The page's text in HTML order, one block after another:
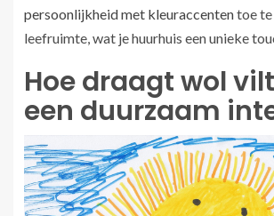
persoonlijkheid met kleuraccententoe te
leefruimte, wat je huurhuis een unieke
Hoe draagt wol
een duurzaam